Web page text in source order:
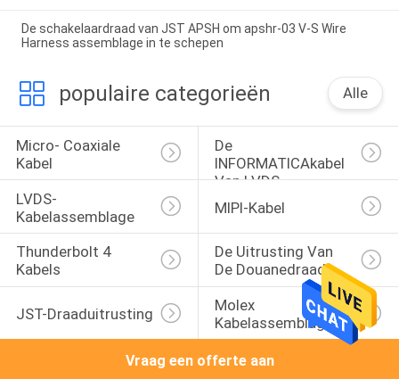
De schakelaardraad van JST APSH om apshr-03 V-S Wire
Harness assemblage in te schepen
populaire categorieën Alle
Micro- Coaxiale
Kabel
De
INFORMATICAkabel
Van LVDS
LVDS-
Kabelassemblage
MIPI-Kabel
Thunderbolt 4
Kabels
De Uitrusting Van
De Douanedraad
JST-Draaduitrusting
Molex
Kabelassemblage
Vraag een offerte aan